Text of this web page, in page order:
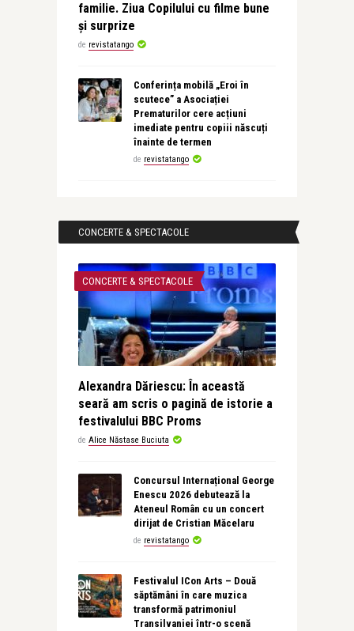
familie. Ziua Copilului cu filme bune
și surprize
de revistatango
Conferința mobilă „Eroi în
scutece” a Asociației
Prematurilor cere acțiuni
imediate pentru copiii născuți
înainte de termen
de revistatango
CONCERTE & SPECTACOLE
CONCERTE & SPECTACOLE
Alexandra Dăriescu: În această
seară am scris o pagină de istorie a
festivalului BBC Proms
de Alice Năstase Buciuta
Concursul Internațional George
Enescu 2026 debutează la
Ateneul Român cu un concert
dirijat de Cristian Măcelaru
de revistatango
Festivalul ICon Arts – Două
săptămâni în care muzica
transformă patrimoniul
Transilvaniei într-o scenă